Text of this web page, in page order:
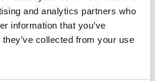
and analytics partners who
information that you’ve
collected from your use